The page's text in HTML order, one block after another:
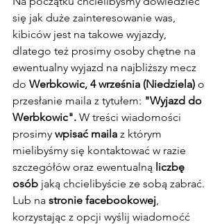
się jak duże zainteresowanie was,
kibiców jest na takowe wyjazdy,
dlatego też prosimy osoby chętne na
ewentualny wyjazd na najbliższy mecz
do Werbkowic, 4 września (Niedziela) o
przesłanie maila z tytułem: "Wyjazd do
Werbkowic". W treści wiadomości
prosimy wpisać maila z którym
mielibyśmy się kontaktować w razie
szczegółów oraz ewentualną liczbę
osób jaką chcielibyście ze sobą zabrać.
Lub na stronie facebookowej,
korzystając z opcji wyślij wiadomoćć